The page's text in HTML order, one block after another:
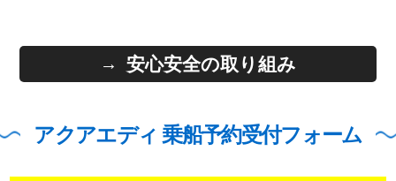
安心安全の取り組み
アクアエディ 乗船予約受付フォーム